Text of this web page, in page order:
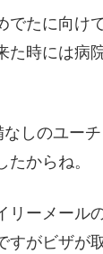
でたに向け
時には病
しのユー
からね。
リーメール
がビザが